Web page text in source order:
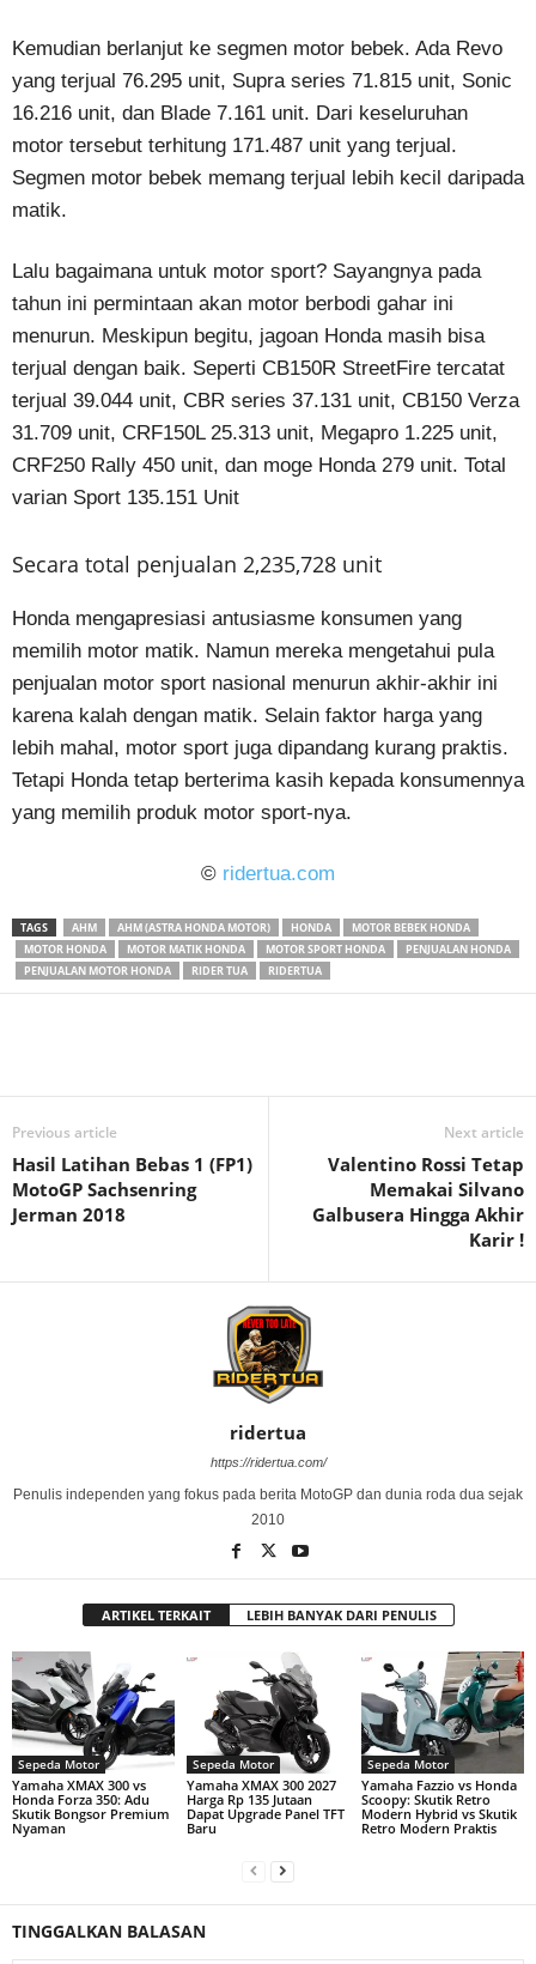
Kemudian berlanjut ke segmen motor bebek. Ada Revo
yang terjual 76.295 unit, Supra series 71.815 unit, Sonic
16.216 unit, dan Blade 7.161 unit. Dari keseluruhan
motor tersebut terhitung 171.487 unit yang terjual.
Segmen motor bebek memang terjual lebih kecil daripada
matik.
Lalu bagaimana untuk motor sport? Sayangnya pada
tahun ini permintaan akan motor berbodi gahar ini
menurun. Meskipun begitu, jagoan Honda masih bisa
terjual dengan baik. Seperti CB150R StreetFire tercatat
terjual 39.044 unit, CBR series 37.131 unit, CB150 Verza
31.709 unit, CRF150L 25.313 unit, Megapro 1.225 unit,
CRF250 Rally 450 unit, dan moge Honda 279 unit. Total
varian Sport 135.151 Unit
Secara total penjualan 2,235,728 unit
Honda mengapresiasi antusiasme konsumen yang
memilih motor matik. Namun mereka mengetahui pula
penjualan motor sport nasional menurun akhir-akhir ini
karena kalah dengan matik. Selain faktor harga yang
lebih mahal, motor sport juga dipandang kurang praktis.
Tetapi Honda tetap berterima kasih kepada konsumennya
yang memilih produk motor sport-nya.
© ridertua.com
TAGS AHM AHM (ASTRA HONDA MOTOR) HONDA
MOTOR BEBEK HONDA
MOTOR HONDA
MOTOR MATIK HONDA MOTOR SPORT HONDA
PENJUALAN HONDA
PENJUALAN MOTOR HONDA
RIDER TUA RIDERTUA
Previous article
Hasil Latihan Bebas 1 (FP1)
MotoGP Sachsenring
Jerman 2018
Next article
Valentino Rossi Tetap
Memakai Silvano
Galbusera Hingga Akhir
Karir !
ridertua
https://ridertua.com/
Penulis independen yang fokus pada berita MotoGP dan dunia roda dua sejak
2010
ARTIKEL TERKAIT LEBIH BANYAK DARI PENULIS
Sepeda Motor
Yamaha XMAX 300 vs
Honda Forza 350: Adu
Skutik Bongsor Premium
Nyaman
Sepeda Motor
Yamaha XMAX 300 2027
Harga Rp 135 Jutaan
Dapat Upgrade Panel TFT
Baru
Sepeda Motor
Yamaha Fazzio vs Honda
Scoopy: Skutik Retro
Modern Hybrid vs Skutik
Retro Modern Praktis
TINGGALKAN BALASAN